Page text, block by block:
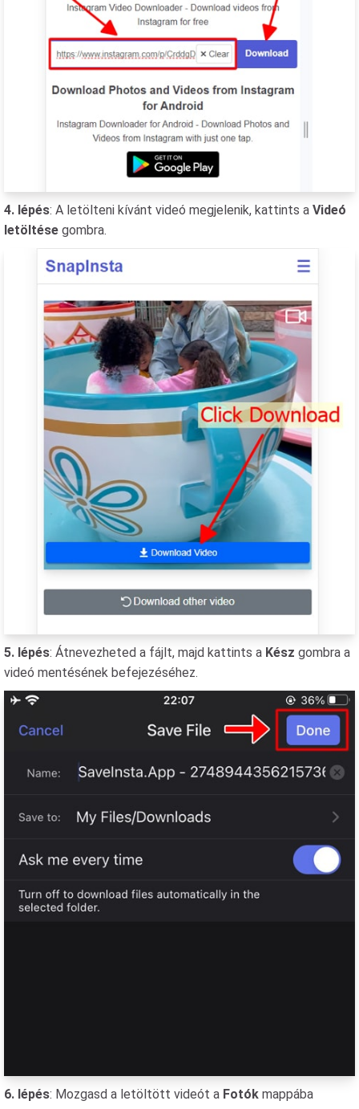
4. lépés: A letölteni kívánt videó megjelenik, kattints a Videó
letöltése gombra.
5. lépés: Átnevezheted a fájlt, majd kattints a Kész gombra a
videó mentésének befejezéséhez.
6. lépés: Mozgasd a letöltött videót a Fotók mappába